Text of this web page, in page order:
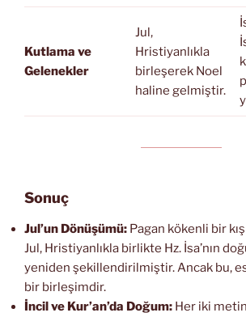
Kutlama ve
Gelenekler
Jul,
Hristiyanlıkla
birleşerek Noel
haline gelmiştir.
Sonuç
Jul’un Dönüşümü: Pagan kökenli bir
Jul, Hristiyanlıkla birlikte Hz. İsa’nın
yeniden şekillendirilmiştir. Ancak bu,
bir birleşimdir.
İncil ve Kur’an’da Doğum: Her iki metin